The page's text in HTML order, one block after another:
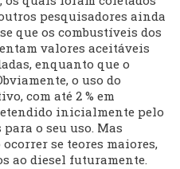
pesquisadores ainda
que os combustíveis dos
valores aceitáveis
enquanto que o
o uso do
com até 2 % em
inicialmente pelo
o seu uso. Mas
se teores maiores,
ao diesel futuramente.